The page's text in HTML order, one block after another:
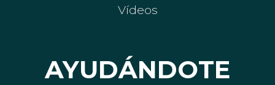
Vídeos
AYUDÁNDOTE